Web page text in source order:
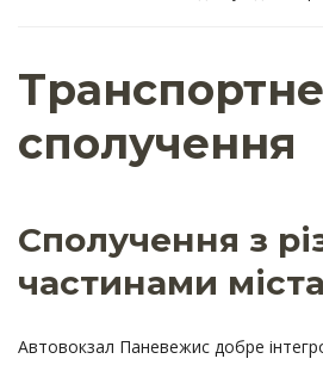
Транспортне
сполучення
Сполучення з
частинами міста
Автовокзал Паневежис добре